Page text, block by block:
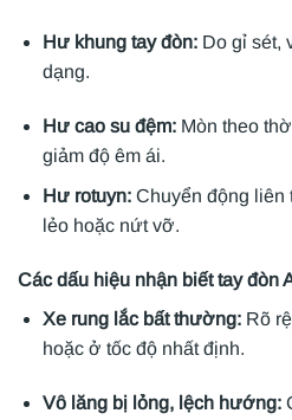
Hư khung tay đòn: Do gỉ sét,
dạng.
Hư cao su đệm: Mòn theo
giảm độ êm ái.
Hư rotuyn: Chuyển động liên
lẻo hoặc nứt vỡ.
Các dấu hiệu nhận biết tay đòn
Xe rung lắc bất thường: Rõ
hoặc ở tốc độ nhất định.
Vô lăng bị lỏng, lệch hướng: